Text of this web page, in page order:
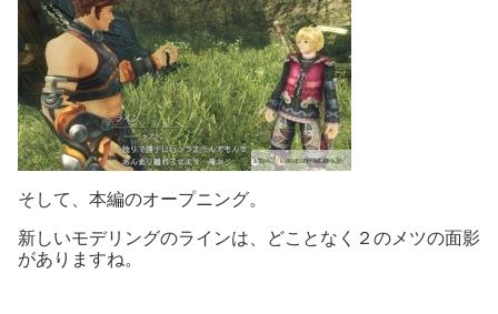
そして、本編のオープニング。
新しいモデリングのラインは、どことなく２のメツの面影
がありますね。